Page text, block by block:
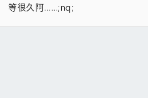
等很久阿......;nq;